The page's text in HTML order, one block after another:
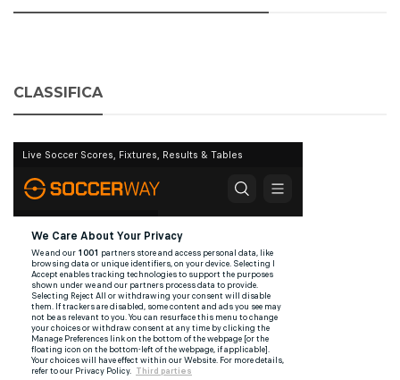
CLASSIFICA